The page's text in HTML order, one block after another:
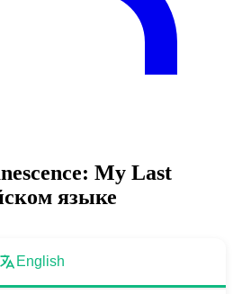
My Last
языке
English